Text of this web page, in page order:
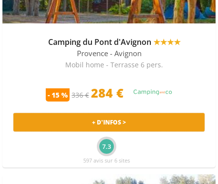
Camping du Pont d'Avignon ★★★★
Provence - Avignon
Mobil home - Terrasse 6 pers.
- 15 % 336 € 284 €
+ D'INFOS >
7.3
597 avis sur 6 sites